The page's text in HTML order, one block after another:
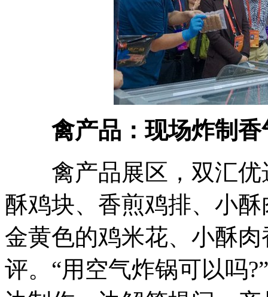
禽产品：现场炸制香
禽产品展区，双汇优
酥鸡块、香煎鸡排、小
金黄色的鸡米花、小酥
评。“用空气炸锅可以吗